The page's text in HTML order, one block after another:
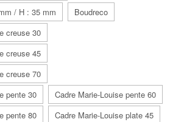
/ H : 35 mm
Boudreco
creuse 30
creuse 45
creuse 70
pente 30
Cadre Marie-Louise pente 60
pente 80
Cadre Marie-Louise plate 45